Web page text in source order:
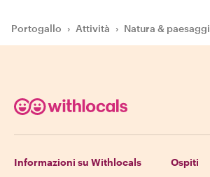
Portogallo › Attività › Natura & paesaggi
Informazioni su Withlocals Ospiti